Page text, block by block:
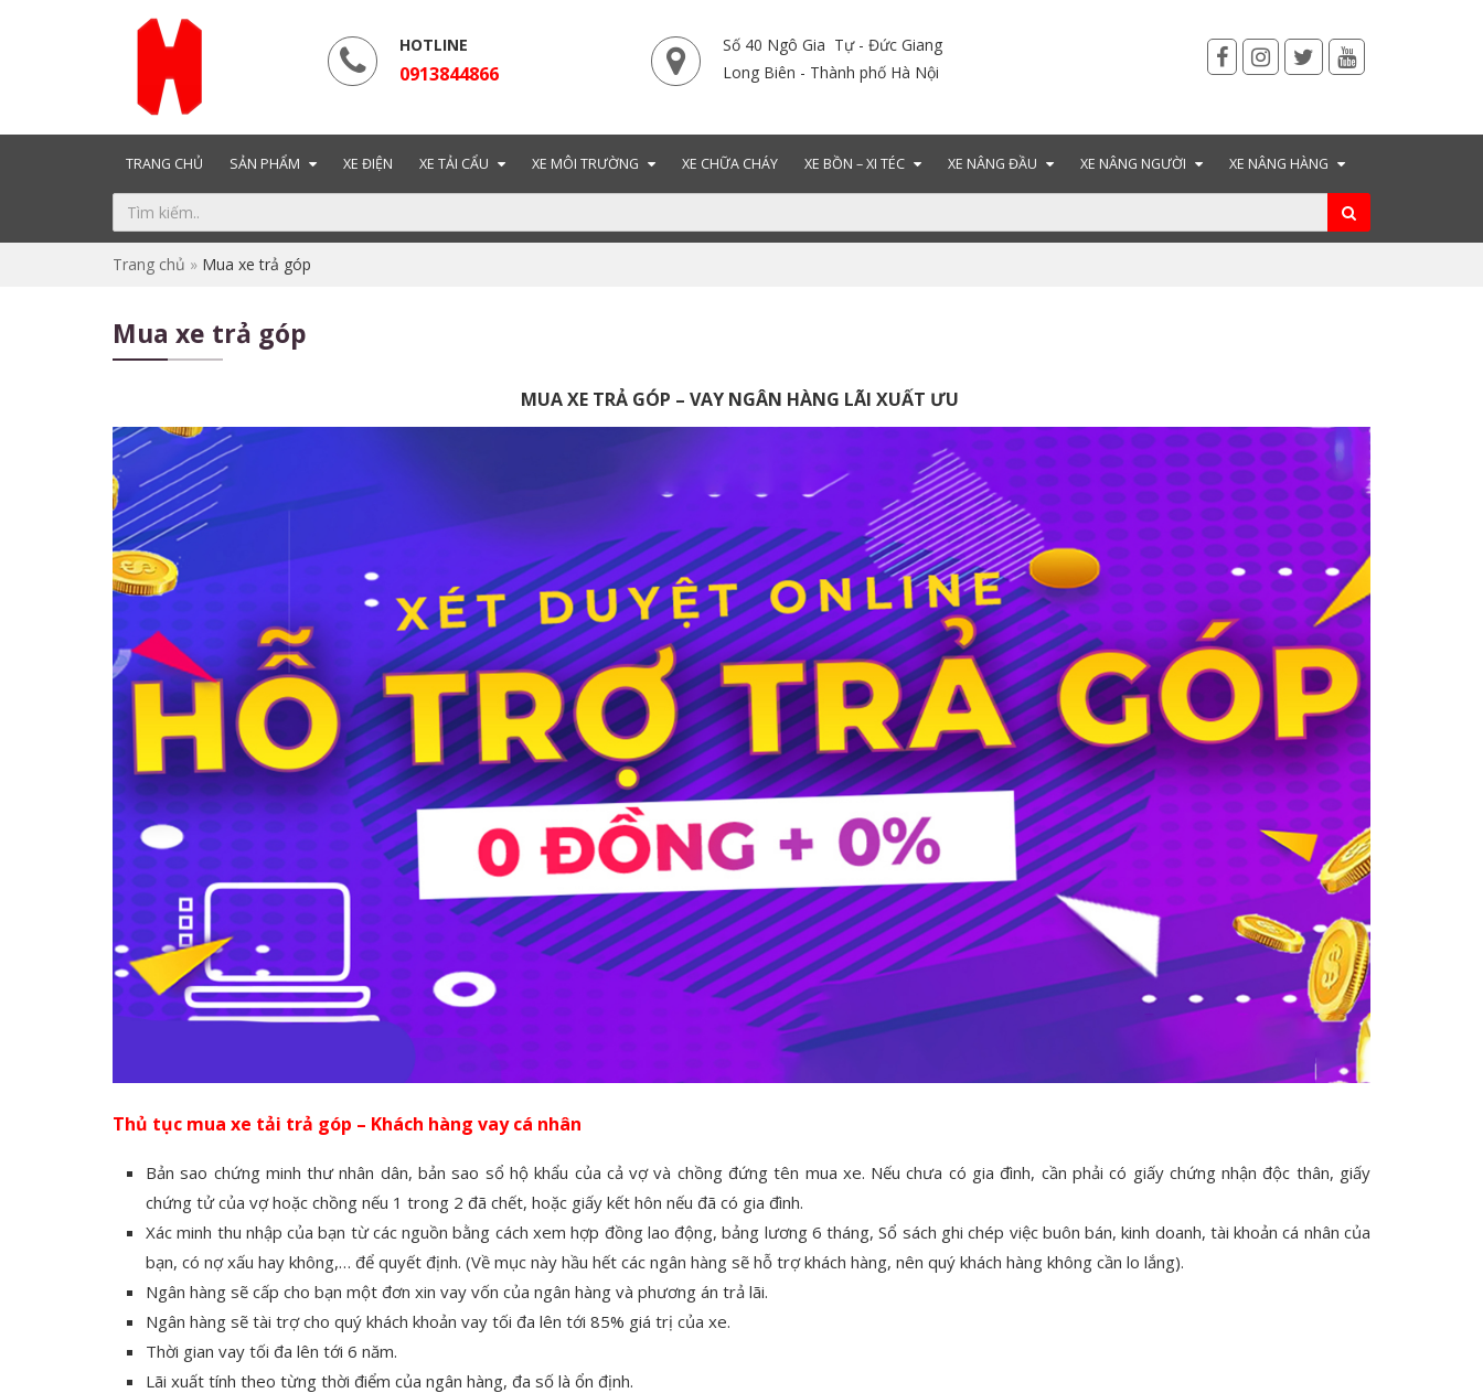
HOTLINE
0913844866
Số 40 Ngô Gia Tự - Đức Giang
Long Biên - Thành phố Hà Nội
TRANG CHỦ SẢN PHẨM XE ĐIỆN XE TẢI CẨU XE MÔI TRƯỜNG XE CHỮA CHÁY XE BỒN – XI TÉC XE NÂNG ĐẦU XE NÂNG NGƯỜI XE NÂNG HÀNG
Trang chủ » Mua xe trả góp
Mua xe trả góp
MUA XE TRẢ GÓP – VAY NGÂN HÀNG LÃI XUẤT ƯU
Thủ tục mua xe tải trả góp – Khách hàng vay cá nhân
Bản sao chứng minh thư nhân dân, bản sao sổ hộ khẩu của cả vợ và chồng đứng tên mua xe. Nếu chưa có gia đình, cần phải có giấy chứng nhận độc thân, giấy
chứng tử của vợ hoặc chồng nếu 1 trong 2 đã chết, hoặc giấy kết hôn nếu đã có gia đình.
Xác minh thu nhập của bạn từ các nguồn bằng cách xem hợp đồng lao động, bảng lương 6 tháng, Sổ sách ghi chép việc buôn bán, kinh doanh, tài khoản cá nhân của
bạn, có nợ xấu hay không,… để quyết định. (Về mục này hầu hết các ngân hàng sẽ hỗ trợ khách hàng, nên quý khách hàng không cần lo lắng).
Ngân hàng sẽ cấp cho bạn một đơn xin vay vốn của ngân hàng và phương án trả lãi.
Ngân hàng sẽ tài trợ cho quý khách khoản vay tối đa lên tới 85% giá trị của xe.
Thời gian vay tối đa lên tới 6 năm.
Lãi xuất tính theo từng thời điểm của ngân hàng, đa số là ổn định.